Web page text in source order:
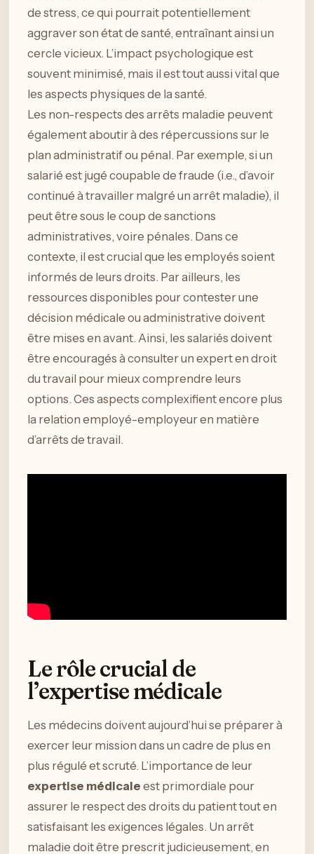
de stress, ce qui pourrait potentiellement
aggraver son état de santé, entraînant ainsi un
cercle vicieux. L’impact psychologique est
souvent minimisé, mais il est tout aussi vital que
les aspects physiques de la santé.
Les non-respects des arrêts maladie peuvent
également aboutir à des répercussions sur le
plan administratif ou pénal. Par exemple, si un
salarié est jugé coupable de fraude (i.e., d’avoir
continué à travailler malgré un arrêt maladie), il
peut être sous le coup de sanctions
administratives, voire pénales. Dans ce
contexte, il est crucial que les employés soient
informés de leurs droits. Par ailleurs, les
ressources disponibles pour contester une
décision médicale ou administrative doivent
être mises en avant. Ainsi, les salariés doivent
être encouragés à consulter un expert en droit
du travail pour mieux comprendre leurs
options. Ces aspects complexifient encore plus
la relation employé-employeur en matière
d’arrêts de travail.
Le rôle crucial de
l’expertise médicale
Les médecins doivent aujourd’hui se préparer à
exercer leur mission dans un cadre de plus en
plus régulé et scruté. L’importance de leur
expertise médicale est primordiale pour
assurer le respect des droits du patient tout en
satisfaisant les exigences légales. Un arrêt
maladie doit être prescrit judicieusement, en